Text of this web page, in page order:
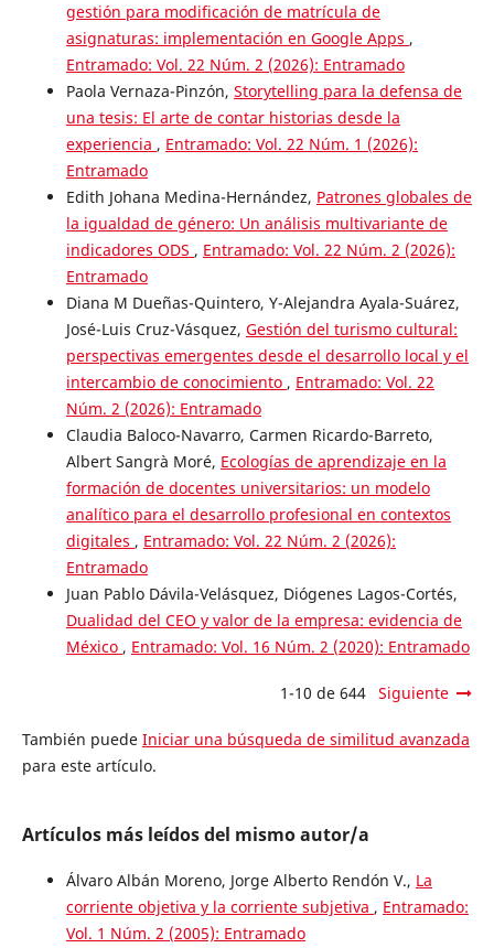
gestión para modificación de matrícula de
asignaturas: implementación en Google Apps ,
Entramado: Vol. 22 Núm. 2 (2026): Entramado
Paola Vernaza-Pinzón, Storytelling para la defensa de
una tesis: El arte de contar historias desde la
experiencia , Entramado: Vol. 22 Núm. 1 (2026):
Entramado
Edith Johana Medina-Hernández, Patrones globales de
la igualdad de género: Un análisis multivariante de
indicadores ODS , Entramado: Vol. 22 Núm. 2 (2026):
Entramado
Diana M Dueñas-Quintero, Y-Alejandra Ayala-Suárez,
José-Luis Cruz-Vásquez, Gestión del turismo cultural:
perspectivas emergentes desde el desarrollo local y el
intercambio de conocimiento , Entramado: Vol. 22
Núm. 2 (2026): Entramado
Claudia Baloco-Navarro, Carmen Ricardo-Barreto,
Albert Sangrà Moré, Ecologías de aprendizaje en la
formación de docentes universitarios: un modelo
analítico para el desarrollo profesional en contextos
digitales , Entramado: Vol. 22 Núm. 2 (2026):
Entramado
Juan Pablo Dávila-Velásquez, Diógenes Lagos-Cortés,
Dualidad del CEO y valor de la empresa: evidencia de
México , Entramado: Vol. 16 Núm. 2 (2020): Entramado
1-10 de 644 Siguiente
También puede Iniciar una búsqueda de similitud avanzada
para este artículo.
Artículos más leídos del mismo autor/a
Álvaro Albán Moreno, Jorge Alberto Rendón V., La
corriente objetiva y la corriente subjetiva , Entramado:
Vol. 1 Núm. 2 (2005): Entramado